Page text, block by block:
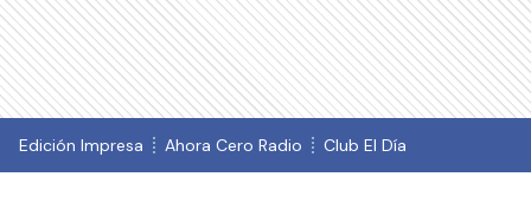
Edición Impresa Ahora Cero Radio Club El Día